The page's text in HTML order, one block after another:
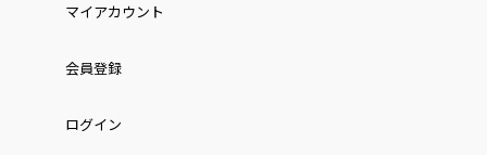
マイアカウント
会員登録
ログイン